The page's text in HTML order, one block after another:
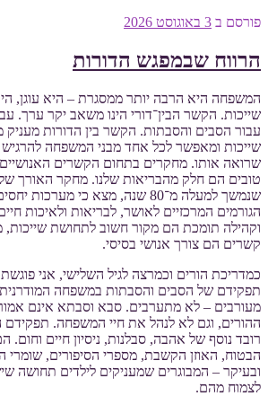
פורסם ב 3 באוגוסט 2026
הרווח שבמפגש הדורות
המשפחה היא הרבה יותר ממסגרת – היא עוגן,
שייכות. הקשר הבין־דורי הינו משאב יקר ערך.
עבור הסבים והסבתות. הקשר בין הדורות
שייכות ומאפשר לכל אחד מבני המשפחה
שרואה אותו. מחקרים בתחום הקשרים
טובים הם חלק מהבריאות שלנו. מחקר האורך של
שנמשך למעלה מ־80 שנה, מצא כי
הגורמים המרכזיים לאושר, לבריאות ולאיכות
וקהילה תומכת הם מקור חשוב לתחושת שייכות,
קשרים הם צורך אנושי בסיסי.
כמדריכת הורים וכמרצה לגיל השלישי, אני
תפקידם של הסבים והסבתות במשפחה
מעורבים – לא מתערבים. סבא וסבתא אינם
ההורים, וגם לא לנהל את חיי המשפחה. תפקידם
רובד נוסף של אהבה, סבלנות, ניסיון חיים וחום.
הבטוח, האוזן הקשבת, מספרי הסיפורים, שומרי
ובעיקר – המבוגרים שמעניקים לילדים תחושה
לצמוח מהם.